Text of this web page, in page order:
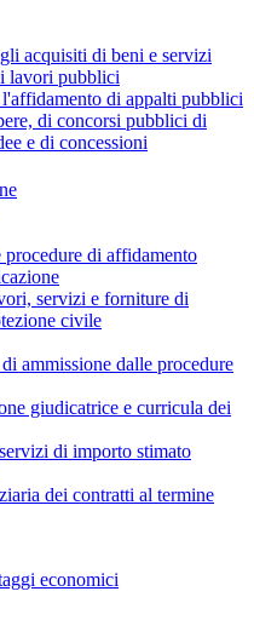
acquisiti di beni e servizi
lavori pubblici
di appalti pubblici
di concorsi pubblici di
e di concessioni
di affidamento
servizi e forniture di
civile
ammissione dalle procedure
giudicatrice e curricula dei
di importo stimato
dei contratti al termine
economici